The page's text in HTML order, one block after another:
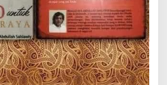
r
m
o
n
i
s
,